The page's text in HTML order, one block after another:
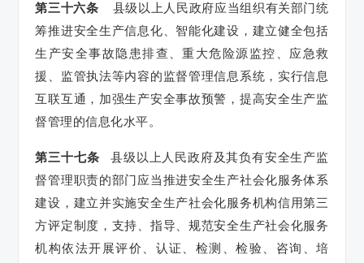
第三十六条
县级以上人民政府应当组织有关部门统
筹推进安全生产信息化、智能化建设，建立健全包括
生产安全事故隐患排查、重大危险源监控、应急救
援、监管执法等内容的监督管理信息系统，实行信息
互联互通，加强生产安全事故预警，提高安全生产监
督管理的信息化水平。
第三十七条 县级以上人民政府及其负有安全生产监
督管理职责的部门应当推进安全生产社会化服务体系
建设，建立并实施安全生产社会化服务机构信用第三
方评定制度，支持、指导、规范安全生产社会化服务
机构依法开展评价、认证、检测、检验、咨询、培